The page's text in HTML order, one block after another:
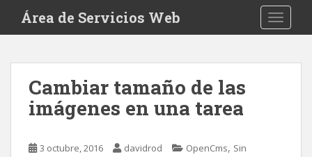
i
Área de Servicios Web
Cambiar tamaño de las
imágenes en una tarea
3 octubre, 2016 davidrod OpenCms, Sin